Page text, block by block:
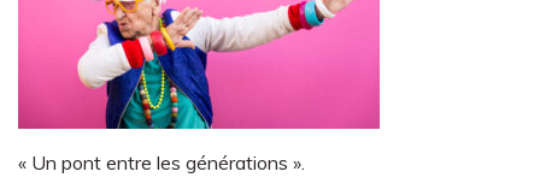
« Un pont entre les générations ».